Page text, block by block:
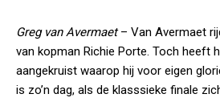
Greg van Avermaet– Van Avermaet
van kopman Richie Porte. Toch heeft
aangekruist waarop hij voor eigen
is zo’n dag, als de klasssieke finale